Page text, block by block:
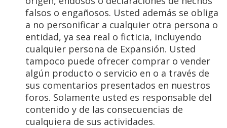
falsos o engañosos. Usted además se obliga
a no personificar a cualquier otra persona o
entidad, ya sea real o ficticia, incluyendo
cualquier persona de Expansión. Usted
tampoco puede ofrecer comprar o vender
algún producto o servicio en o a través de
sus comentarios presentados en nuestros
foros. Solamente usted es responsable del
contenido y de las consecuencias de
cualquiera de sus actividades.